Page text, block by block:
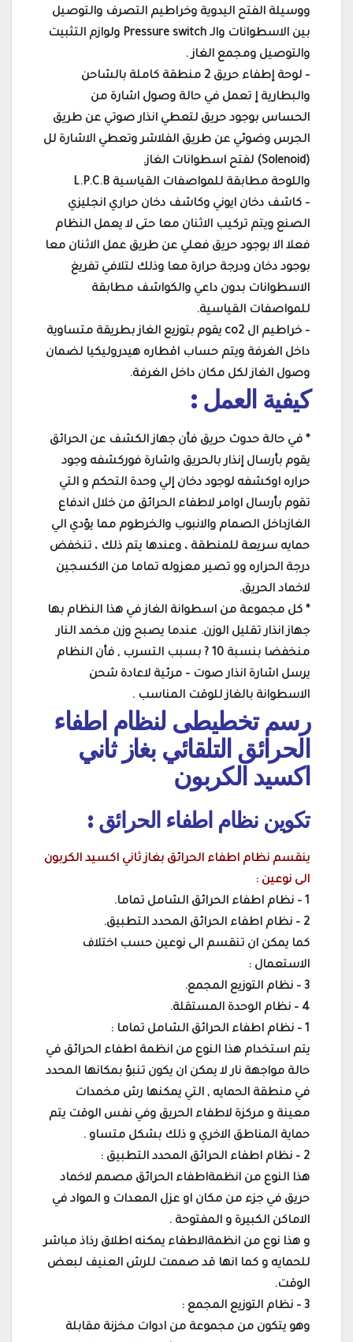
ووسيلة الفتح اليدوية وخراطيم التصرف والتوصيل
بين الاسطوانات والـ Pressure switch ولوازم التثبيت
والتوصيل ومجمع الغاز .
– لوحة إطفاء حريق 2 منطقة كاملة بالشاحن
والبطارية إ تعمل في حالة وصول اشارة من
الحساس بوجود حريق لتعطي انذار صوتي عن طريق
الجرس وضوئي عن طريق الفلاشر وتعطي الاشارة لل
(Solenoid) لفتح اسطوانات الغاز.
واللوحة مطابقة للمواصفات القياسية L.P.C.B
– كاشف دخان ايوني وكاشف دخان حراري انجليزي
الصنع ويتم تركيب الاثنان معا حتى لا يعمل النظام
فعلا الا بوجود حريق فعلي عن طريق عمل الاثنان معا
بوجود دخان ودرجة حرارة معا وذلك لتلافي تفريغ
الاسطوانات بدون داعي والكواشف مطابقة
للمواصفات القياسية.
– خراطيم ال co2 يقوم بتوزيع الغاز بطريقة متساوية
داخل الغرفة ويتم حساب اقطاره هيدروليكيا لضمان
وصول الغاز لكل مكان داخل الغرفة.
كيفية العمل :
* في حالة حدوث حريق فأن جهاز الكشف عن الحرائق
يقوم بأرسال إنذار بالحريق واشارة فوركشفه وجود
حراره اوكشفه لوجود دخان إلي وحدة التحكم و التي
تقوم بأرسال اوامر لاطفاء الحرائق من خلال اندفاع
الغازداخل الصمام والانبوب والخرطوم مما يؤدي الي
حمايه سريعة للمنطقة ، وعندها يتم ذلك ، تنخفض
درجة الحراره وو تصير معزوله تماما من الاكسجين
لاخماد الحريق.
* كل مجموعة من اسطوانة الغاز في هذا النظام بها
جهاز انذار تقليل الوزن. عندما يصبح وزن مخمد النار
منخفضا بنسبة 10 ? بسبب التسرب , فأن النظام
يرسل اشارة انذار صوت – مرئية لاعادة شحن
الاسطوانة بالغاز للوقت المناسب .
رسم تخطيطى لنظام اطفاء
الحرائق التلقائي بغاز ثاني
اكسيد الكربون
تكوين نظام اطفاء الحرائق :
ينقسم نظام اطفاء الحرائق بغاز ثاني اكسيد الكربون
الى نوعين :
1 – نظام اطفاء الحرائق الشامل تماما.
2 – نظام اطفاء الحرائق المحدد التطبيق.
كما يمكن ان تنقسم الى نوعين حسب اختلاف
الاستعمال :
3 – نظام التوزيع المجمع.
4 – نظام الوحدة المستقلة.
1 – نظام اطفاء الحرائق الشامل تماما :
يتم استخدام هذا النوع من انظمة اطفاء الحرائق في
حالة مواجهة نار لا يمكن ان يكون تنبؤ بمكانها المحدد
في منطقة الحمايه , التي يمكنها رش مخمدات
معينة و مركزة لاطفاء الحريق وفي نفس الوقت يتم
حماية المناطق الاخري و ذلك بشكل متساو .
2 – نظام اطفاء الحرائق المحدد التطبيق :
هذا النوع من انظمةاطفاء الحرائق مصمم لاخماد
حريق في جزء من مكان او عزل المعدات و المواد في
الاماكن الكبيرة و المفتوحة .
و هذا نوع من انظمةالاطفاء يمكنه اطلاق رذاذ مباشر
للحمايه و كما انها قد صممت للرش العنيف لبعض
الوقت.
3 – نظام التوزيع المجمع :
وهو يتكون من مجموعة من ادوات مخزنة مقابلة